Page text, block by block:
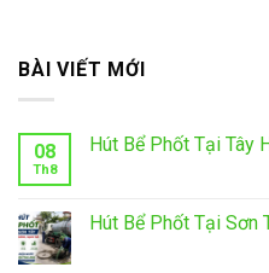
BÀI VIẾT MỚI
08
Th8
Hút Bể Phốt Tại Tây
Hút Bể Phốt Tại Sơn